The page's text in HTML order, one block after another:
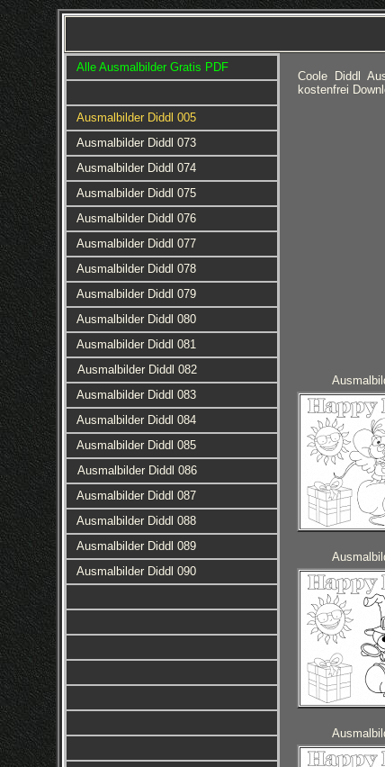
Alle Ausmalbilder Gratis PDF
Ausmalbilder Diddl 005
Ausmalbilder Diddl 073
Ausmalbilder Diddl 074
Ausmalbilder Diddl 075
Ausmalbilder Diddl 076
Ausmalbilder Diddl 077
Ausmalbilder Diddl 078
Ausmalbilder Diddl 079
Ausmalbilder Diddl 080
Ausmalbilder Diddl 081
Ausmalbilder Diddl 082
Ausmalbilder Diddl 083
Ausmalbilder Diddl 084
Ausmalbilder Diddl 085
Ausmalbilder Diddl 086
Ausmalbilder Diddl 087
Ausmalbilder Diddl 088
Ausmalbilder Diddl 089
Ausmalbilder Diddl 090
Coole Diddl
kostenfrei